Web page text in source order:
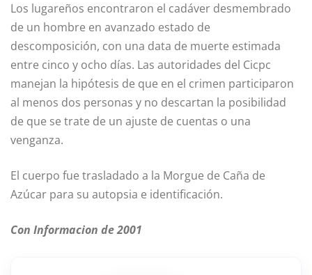
Los lugareños encontraron el cadáver desmembrado
de un hombre en avanzado estado de
descomposición, con una data de muerte estimada
entre cinco y ocho días. Las autoridades del Cicpc
manejan la hipótesis de que en el crimen participaron
al menos dos personas y no descartan la posibilidad
de que se trate de un ajuste de cuentas o una
venganza.
El cuerpo fue trasladado a la Morgue de Caña de
Azúcar para su autopsia e identificación.
Con Informacion de 2001